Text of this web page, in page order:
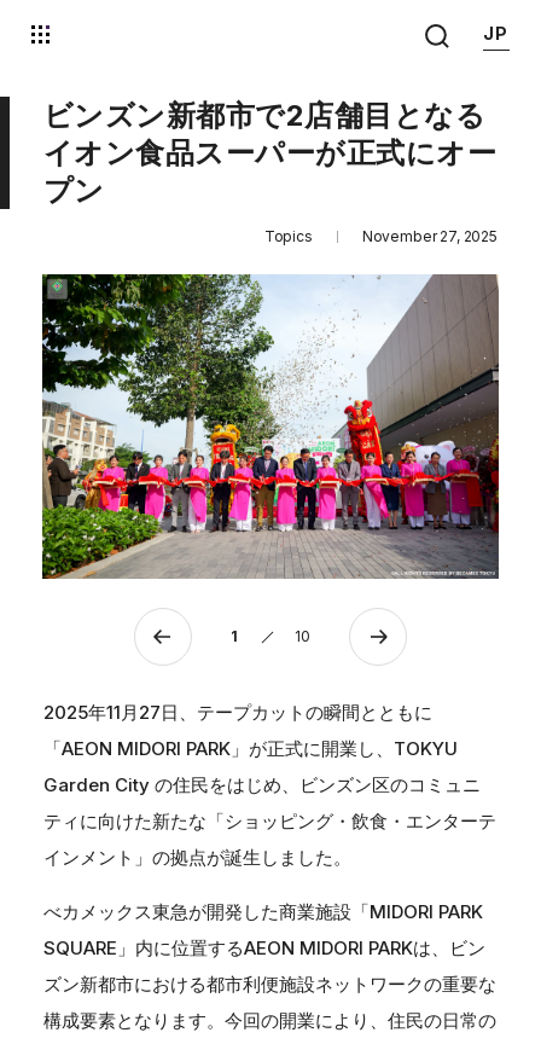
JP
ビンズン新都市で2店舗目となる
イオン食品スーパーが正式にオー
プン
Topics November 27, 2025
1 10
2025年11月27日、テープカットの瞬間とともに
「AEON MIDORI PARK」が正式に開業し、TOKYU
Garden City の住民をはじめ、ビンズン区のコミュニ
ティに向けた新たな「ショッピング・飲食・エンターテ
インメント」の拠点が誕生しました。
べカメックス東急が開発した商業施設「MIDORI PARK
SQUARE」内に位置するAEON MIDORI PARKは、ビン
ズン新都市における都市利便施設ネットワークの重要な
構成要素となります。今回の開業により、住民の日常の